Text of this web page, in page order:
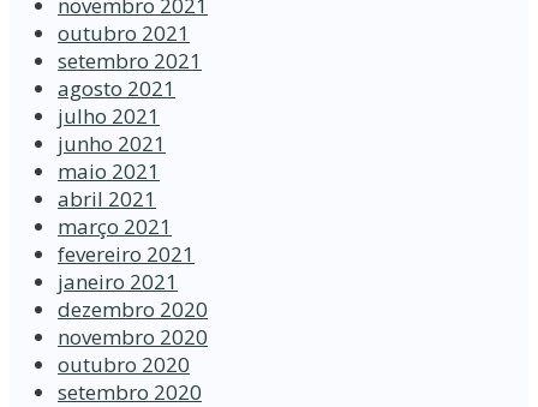
outubro 2021
setembro 2021
agosto 2021
julho 2021
junho 2021
maio 2021
abril 2021
março 2021
fevereiro 2021
janeiro 2021
dezembro 2020
novembro 2020
outubro 2020
setembro 2020